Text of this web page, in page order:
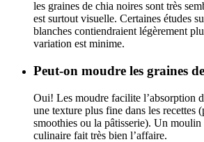
les graines de chia noires sont très
est surtout visuelle. Certaines études
blanches contiendraient légèrement
variation est minime.
Peut-on moudre les graines
Oui! Les moudre facilite l’absorption
une texture plus fine dans les recettes
smoothies ou la pâtisserie). Un
culinaire fait très bien l’affaire.